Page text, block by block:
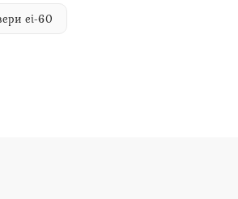
ei-60